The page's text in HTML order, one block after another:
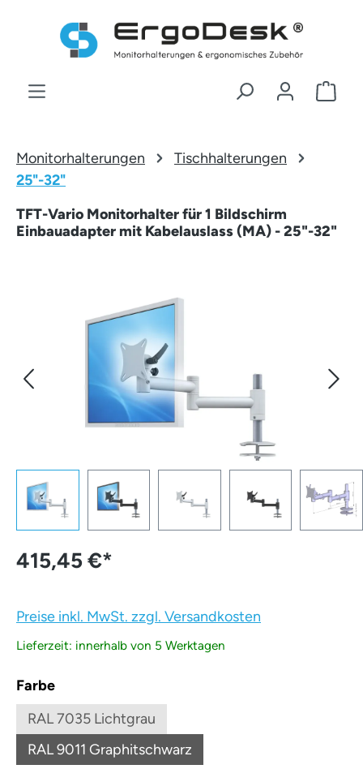
Zum Hauptinhalt springen
Monitorhalterungen
Tischhalterungen
25"-32"
TFT-Vario Monitorhalter für 1 Bildschirm
Einbauadapter mit Kabelauslass (MA) - 25"-32"
415,45 €*
Preise inkl. MwSt. zzgl. Versandkosten
Lieferzeit: innerhalb von 5 Werktagen
Farbeauswählen
RAL 7035 Lichtgrau
(Diese Option ist zurzeit nicht verfügbar.)
RAL 9011 Graphitschwarz
(Diese Option ist zurzeit nicht verfügbar.)